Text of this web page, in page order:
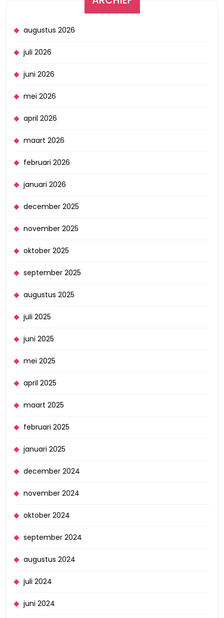
augustus 2026
juli 2026
juni 2026
mei 2026
april 2026
maart 2026
februari 2026
januari 2026
december 2025
november 2025
oktober 2025
september 2025
augustus 2025
juli 2025
juni 2025
mei 2025
april 2025
maart 2025
februari 2025
januari 2025
december 2024
november 2024
oktober 2024
september 2024
augustus 2024
juli 2024
juni 2024